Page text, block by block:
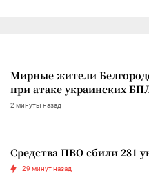
Мирные жители
при атаке украинских
2 минуты назад
Средства ПВО сбили 281
29 минут назад